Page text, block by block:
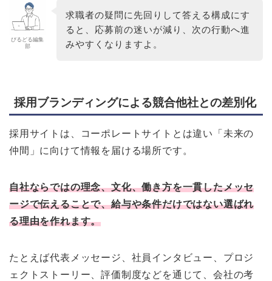
びるどる編集
部
求職者の疑問に先回りして答える構成にす
ると、応募前の迷いが減り、次の行動へ進
みやすくなりますよ。
採用ブランディングによる競合他社との差別化
採用サイトは、コーポレートサイトとは違い「未来の
仲間」に向けて情報を届ける場所です。
自社ならではの理念、文化、働き方を一貫したメッセ
ージで伝えることで、給与や条件だけではない選ばれ
る理由を作れます。
たとえば代表メッセージ、社員インタビュー、プロジ
ェクトストーリー、評価制度などを通じて、会社の考